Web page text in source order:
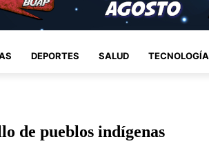
DEPORTES SALUD TECNOLOGÍA
de pueblos indígenas